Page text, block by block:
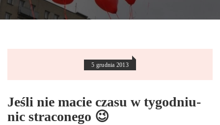
5 grudnia 2013
Jeśli nie macie czasu w tygodniu-
nic straconego 😉